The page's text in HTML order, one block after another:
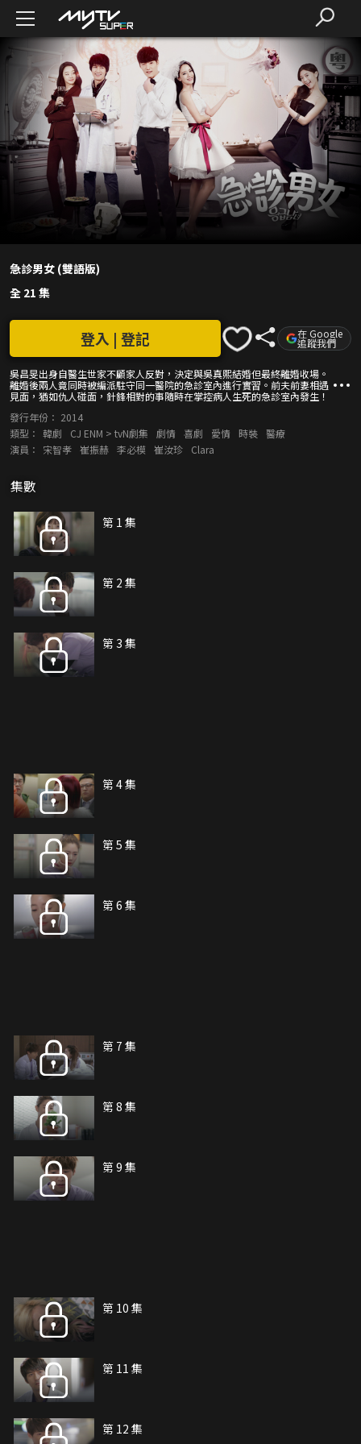
急診男女 (雙語版)
全 21 集
吳昌旻出身自醫生世家不顧家人反對，決定與吳真熙結婚但最終離婚收場。
離婚後兩人竟同時被編派駐守同一醫院的急診室內進行實習。前夫前妻相遇
見面，猶如仇人碰面，針鋒相對的事隨時在掌控病人生死的急診室內發生！
登入 | 登記 在 Google
追蹤我們
發行年份： 2014
類型： 韓劇 CJ ENM > tvN劇集 劇情 喜劇 愛情 時裝 醫療
演員：
宋智孝 崔振赫 李必模 崔汝珍 Clara
集數
第 1 集
第 2 集
第 3 集
第 4 集
第 5 集
第 6 集
第 7 集
第 8 集
第 9 集
第 10 集
第 11 集
第 12 集